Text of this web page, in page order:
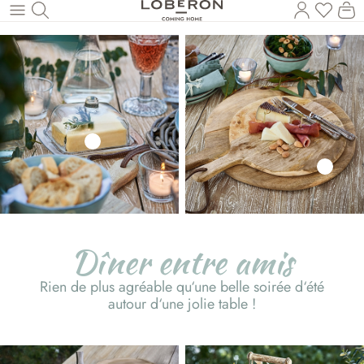
Revenir au contenu principal
Vous
Dîner entre amis
Rien de plus agréable qu‘une belle soirée d‘été
autour d‘une jolie table !